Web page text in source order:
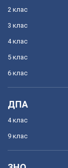
2 клас
3 клас
4 клас
5 клас
6 клас
ДПА
4 клас
9 клас